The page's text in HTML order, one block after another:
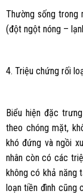
Thường sống trong
(đột ngột nóng –
4. Triệu chứng rối
Biểu hiện đặc
theo chóng mặt,
khó đứng và ngồi
nhân còn có các
không có khả năng
loạn tiền đình cũng